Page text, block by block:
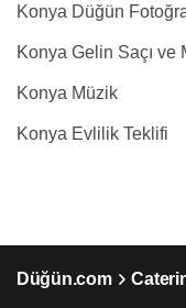
Konya Düğün
Konya Gelin Saçı ve
Konya Müzik
Konya Evlilik Teklifi
Düğün.com